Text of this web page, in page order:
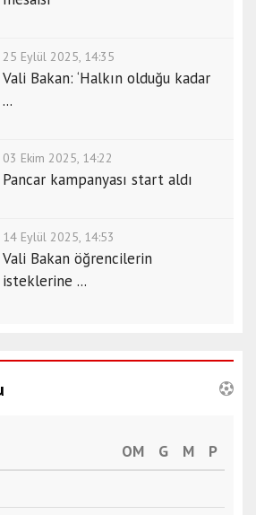
25 Eylül 2025, 14:35
Vali Bakan: ‘Halkın olduğu kadar
...
03 Ekim 2025, 14:22
Pancar kampanyası start aldı
14 Eylül 2025, 14:53
Vali Bakan öğrencilerin
isteklerine ...
OM G M
P